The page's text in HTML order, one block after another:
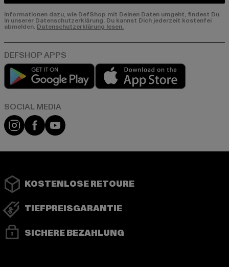
Informationen dazu, wie DefShop mit Deinen Daten umgeht, findest Du
in unserer Datenschutzerklärung. Du kannst Dich jederzeit kostenfei
abmelden. Datenschutzerklärung lesen.
Play market
Instagram
FacebookYouTube
KOSTENLOSE RETOURE
TIEFPREISGARANTIE
SICHERE BEZAHLUNG